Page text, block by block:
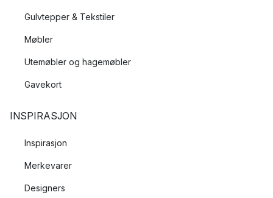
Gulvtepper & Tekstiler
Møbler
Utemøbler og hagemøbler
Gavekort
INSPIRASJON
Inspirasjon
Merkevarer
Designers